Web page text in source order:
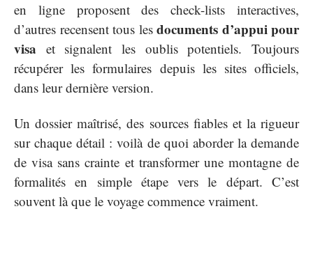
en ligne proposent des check-lists interactives,
d’autres recensent tous les documents d’appui pour
visa et signalent les oublis potentiels. Toujours
récupérer les formulaires depuis les sites officiels,
dans leur dernière version.
Un dossier maîtrisé, des sources fiables et la rigueur
sur chaque détail : voilà de quoi aborder la demande
de visa sans crainte et transformer une montagne de
formalités en simple étape vers le départ. C’est
souvent là que le voyage commence vraiment.